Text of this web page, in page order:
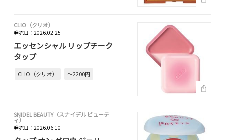
CLIO（クリオ）
発売日：2026.02.25
エッセンシャル リップチーク
タップ
CLIO（クリオ） ～2200円
SNIDEL BEAUTY（スナイデル ビューテ
ィ）
発売日：2026.06.10